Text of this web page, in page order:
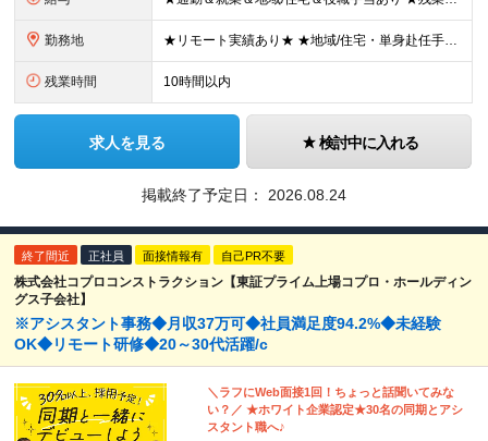
勤務地 ★リモート実績あり★ ★地域/住宅・単身赴任手当などサポートも万全 ★転任費用や寮・社宅制度も完備しています ★勤務地については希望を考慮の上、決定します 『地元で働きたい』『新天地で挑戦したい』と
残業時間 10時間以内
求人を見る 検討中に入れる
掲載終了予定日： 2026.08.24
終了間近 正社員 面接情報有 自己PR不要
株式会社コプロコンストラクション【東証プライム上場コプロ・ホールディン
グス子会社】
※アシスタント事務◆月収37万可◆社員満足度94.2%◆未経験
OK◆リモート研修◆20～30代活躍/c
＼ラフにWeb面接1回！ちょっと話聞いてみな
い？／ ★ホワイト企業認定★30名の同期とアシ
スタント職へ♪